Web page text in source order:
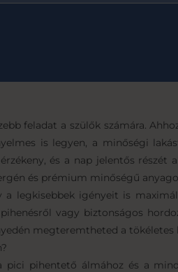
feladat a szülők számára.
is legyen, a minőségi
és a nap jelentős részét
és prémium minőségű
legkisebbek igényeit is
vagy biztonságos
megteremtheted a tökéletes
pihentető álmához és a